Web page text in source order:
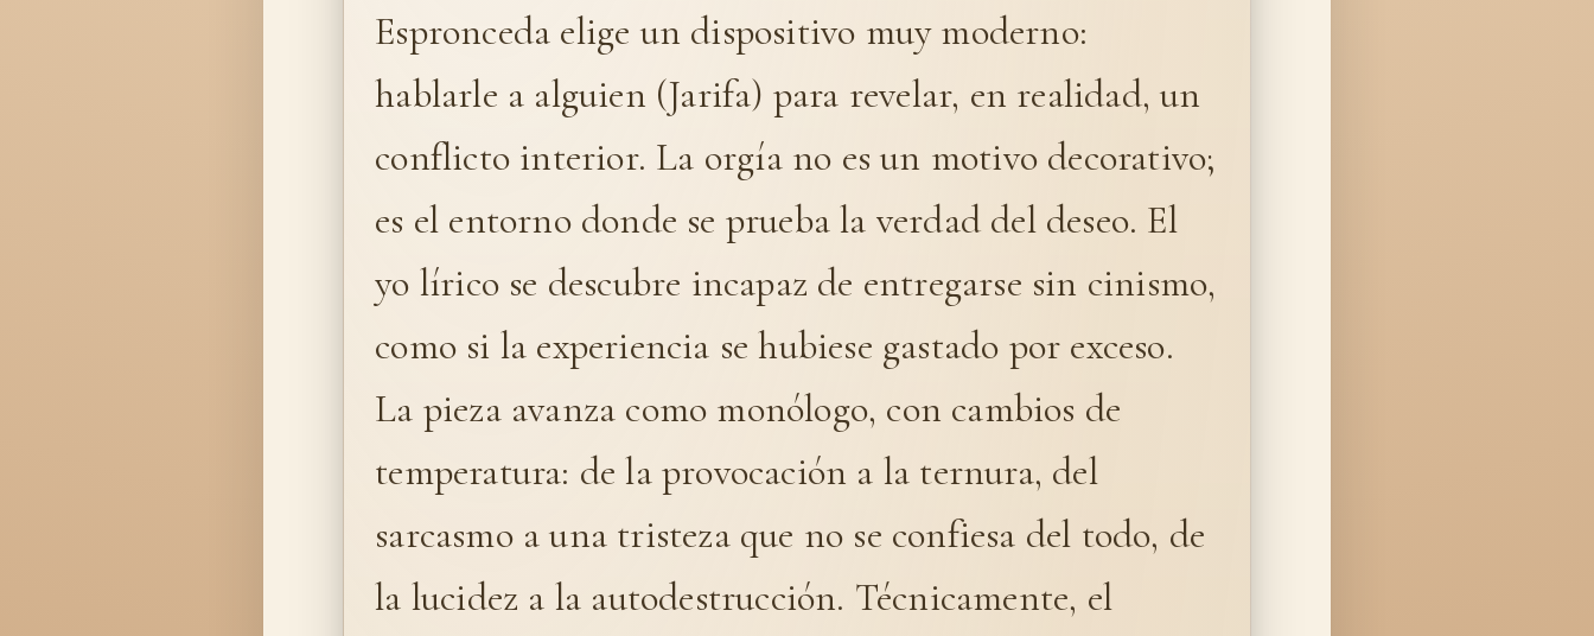
Espronceda elige un dispositivo muy moderno:
hablarle a alguien (Jarifa) para revelar, en realidad, un
conflicto interior. La orgía no es un motivo decorativo;
es el entorno donde se prueba la verdad del deseo. El
yo lírico se descubre incapaz de entregarse sin cinismo,
como si la experiencia se hubiese gastado por exceso.
La pieza avanza como monólogo, con cambios de
temperatura: de la provocación a la ternura, del
sarcasmo a una tristeza que no se confiesa del todo, de
la lucidez a la autodestrucción. Técnicamente, el